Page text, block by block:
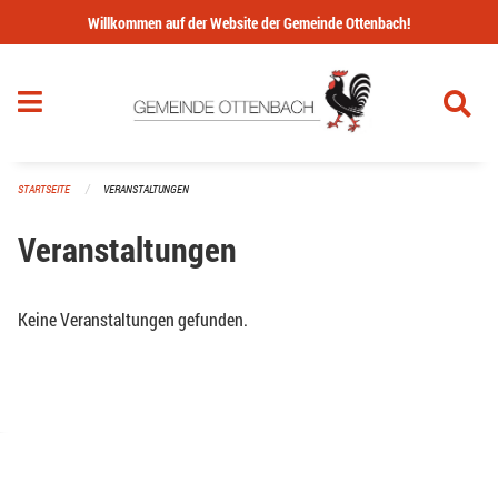
Navigation überspringen
Willkommen auf der Website der Gemeinde Ottenbach!
STARTSEITE VERANSTALTUNGEN
Veranstaltungen
Keine Veranstaltungen gefunden.